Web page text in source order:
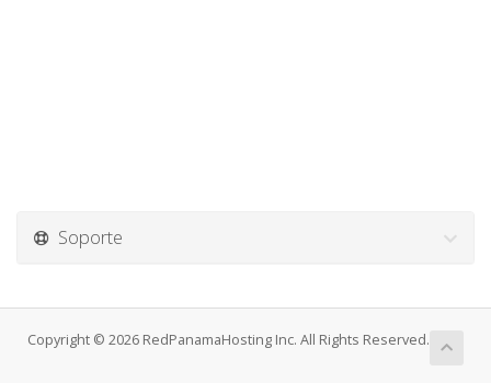
Soporte
Copyright © 2026 RedPanamaHosting Inc. All Rights Reserved.